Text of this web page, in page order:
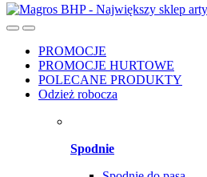
PROMOCJE
PROMOCJE HURTOWE
POLECANE PRODUKTY
Odzież robocza
Spodnie